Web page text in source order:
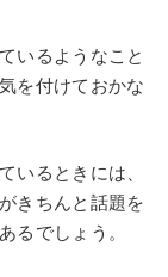
いるようなこと
を付けておかな
いるときには、
きちんと話題を
るでしょう。